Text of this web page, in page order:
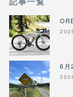
記事一覧
6月